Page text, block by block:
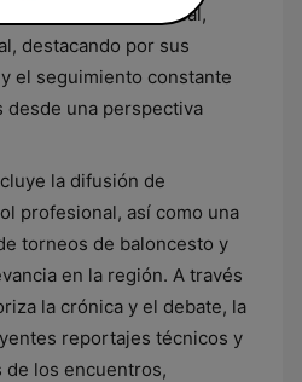
del deporte local,
destacando por sus
el seguimiento constante
desde una perspectiva
la difusión de
profesional, así como una
torneos de baloncesto y
en la región. A través
la crónica y el debate, la
reportajes técnicos y
de los encuentros,